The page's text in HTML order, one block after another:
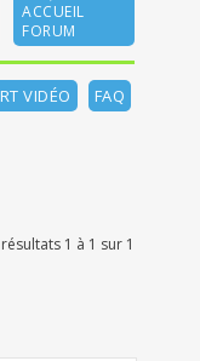
ACCUEIL
FORUM
VIDÉO FAQ
1 à 1 sur 1